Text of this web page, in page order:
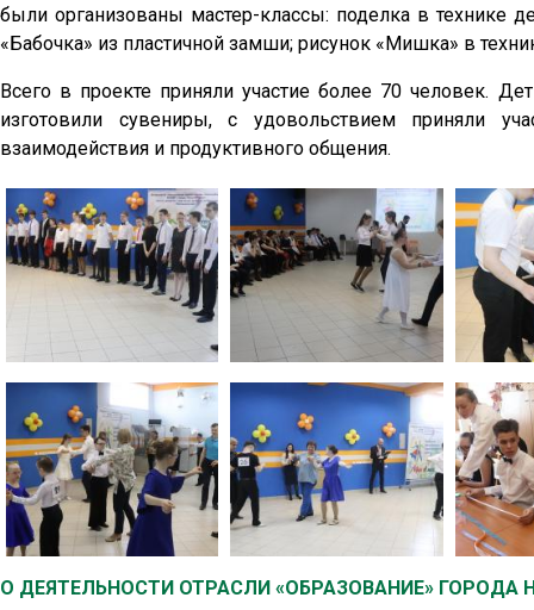
были организованы мастер-классы: поделка в технике
«Бабочка» из пластичной замши; рисунок «Мишка» в
Всего в проекте приняли участие более 70 человек.
изготовили сувениры, с удовольствием приняли
взаимодействия и продуктивного общения.
О ДЕЯТЕЛЬНОСТИ ОТРАСЛИ «ОБРАЗОВАНИЕ» ГОРОДА